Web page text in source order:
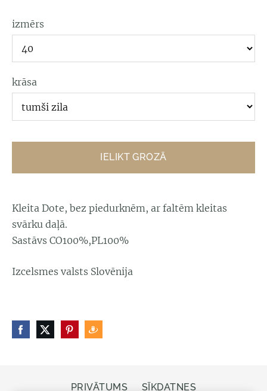
izmērs
krāsa
IELIKT GROZĀ
Kleita Dote, bez piedurknēm, ar faltēm kleitas
svārku daļā.
Sastāvs CO100%,PL100%
Izcelsmes valsts Slovēnija
PRIVĀTUMS SĪKDATNES